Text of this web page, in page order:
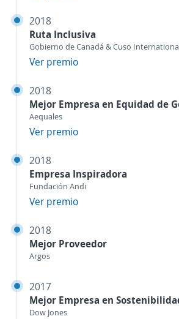
2018
Ruta Inclusiva
Gobierno de Canadá & Cuso
Ver premio
2018
Mejor Empresa en Equidad de
Aequales
Ver premio
2018
Empresa Inspiradora
Fundación Andi
Ver premio
2018
Mejor Proveedor
Argos
2017
Mejor Empresa en
Dow Jones